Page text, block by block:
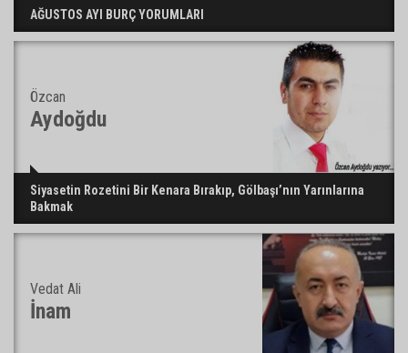
AĞUSTOS AYI BURÇ YORUMLARI
Özcan
Aydoğdu
Siyasetin Rozetini Bir Kenara Bırakıp, Gölbaşı’nın Yarınlarına
Bakmak
Vedat Ali
İnam